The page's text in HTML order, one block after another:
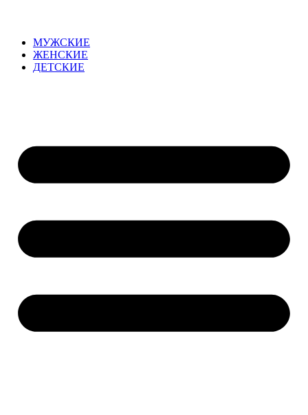
МУЖСКИЕ
ЖЕНСКИЕ
ДЕТСКИЕ